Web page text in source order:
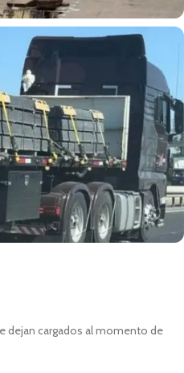
dejan cargados al momento de